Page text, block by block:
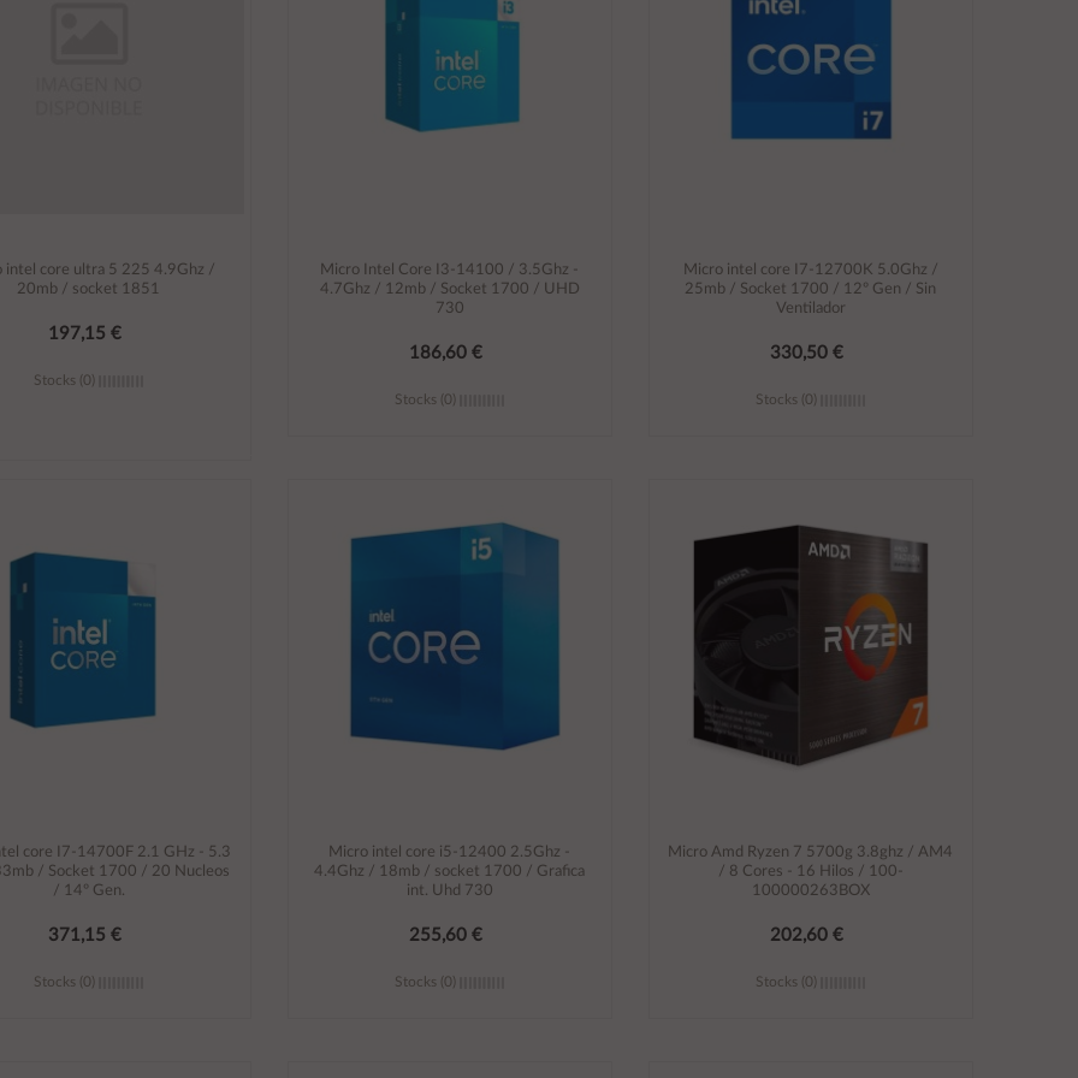
intel core ultra 5 225 4.9Ghz /
20mb / socket 1851
197,15 €
Stocks (0)
Micro Intel Core I3-14100 / 3.5Ghz -
4.7Ghz / 12mb / Socket 1700 / UHD
730
186,60 €
Stocks (0)
Micro intel core I7-12700K 5.0Ghz /
25mb / Socket 1700 / 12º Gen / Sin
Ventilador
330,50 €
Stocks (0)
core I7-14700F 2.1 GHz - 5.3
/ Socket 1700 / 20 Nucleos
/ 14º Gen.
371,15 €
Stocks (0)
Micro intel core i5-12400 2.5Ghz -
4.4Ghz / 18mb / socket 1700 / Grafica
int. Uhd 730
255,60 €
Stocks (0)
Micro Amd Ryzen 7 5700g 3.8ghz / AM4
/ 8 Cores - 16 Hilos / 100-
100000263BOX
202,60 €
Stocks (0)